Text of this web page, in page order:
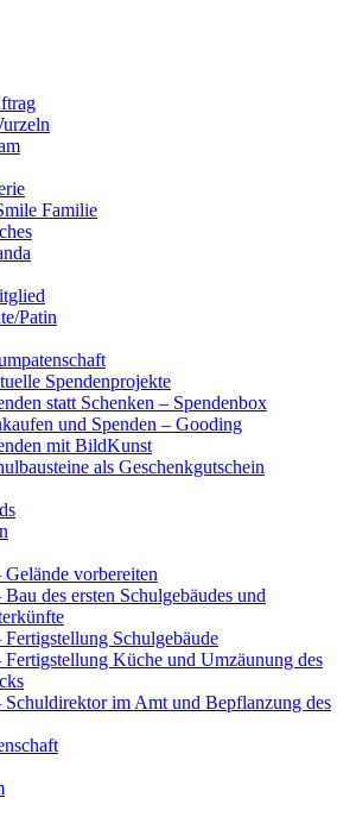
Familie
Patin
Spendenprojekte
statt Schenken – Spendenbox
und Spenden – Gooding
mit BildKunst
als Geschenkgutschein
Gelände vorbereiten
Bau des ersten Schulgebäudes und
Fertigstellung Schulgebäude
Fertigstellung Küche und Umzäunung des
Schuldirektor im Amt und Bepflanzung des